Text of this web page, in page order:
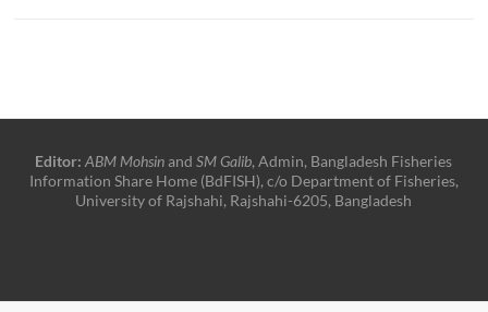
Editor: ABM MohsinandSM Galib, Admin, Bangladesh Fisheries
Information Share Home (BdFISH), c/o Department of Fisheries,
University of Rajshahi, Rajshahi-6205, Bangladesh